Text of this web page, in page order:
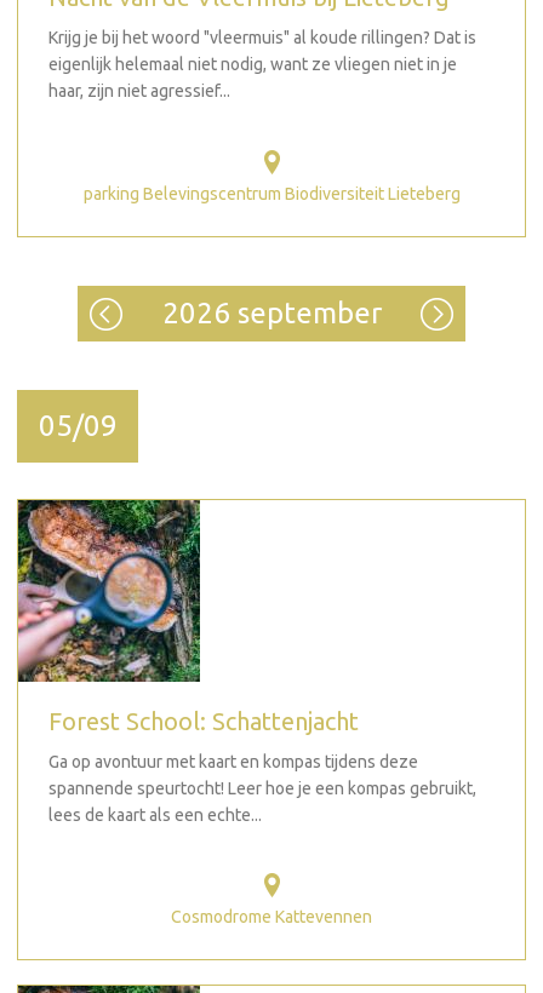
Krijg je bij het woord "vleermuis" al koude rillingen? Dat is
eigenlijk helemaal niet nodig, want ze vliegen niet in je
haar, zijn niet agressief...
parking Belevingscentrum Biodiversiteit Lieteberg
2026 september
05/09
Forest School: Schattenjacht
Ga op avontuur met kaart en kompas tijdens deze
spannende speurtocht! Leer hoe je een kompas gebruikt,
lees de kaart als een echte...
Cosmodrome Kattevennen